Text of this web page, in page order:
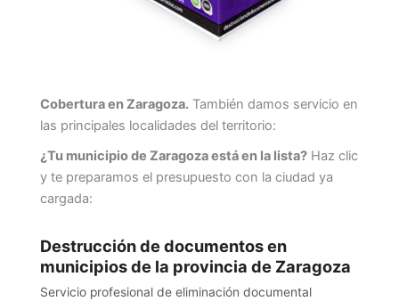
Cobertura en Zaragoza. También damos servicio en
las principales localidades del territorio:
¿Tu municipio de Zaragoza está en la lista? Haz clic
y te preparamos el presupuesto con la ciudad ya
cargada:
Destrucción de documentos en
municipios de la provincia de Zaragoza
Servicio profesional de eliminación documental